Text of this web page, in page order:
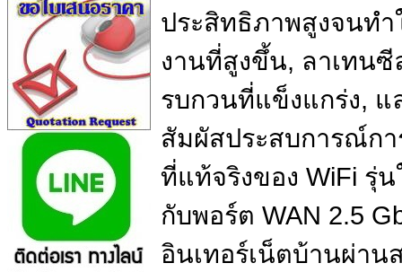
ประสิทธิภาพสูงจนทำ
งานที่สูงขึ้น, ลาเทนซี
รบกวนที่แข็งแกร่ง,
สัมผัสประสบการณ์ก
ที่แท้จริงของ WiFi รุ่
กับพอร์ต WAN 2.5
อินเทอร์เน็ตบ้านผ่าน